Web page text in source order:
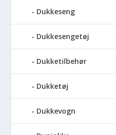
Dukkeseng
Dukkesengetøj
Dukketilbehør
Dukketøj
Dukkevogn